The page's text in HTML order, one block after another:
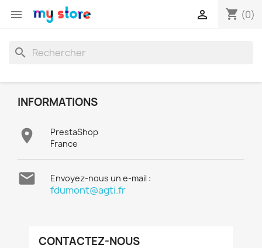
 shopping_cart (0)

search
INFORMATIONS

PrestaShop
France
 Envoyez-nous un e-mail :
fdumont@agti.fr
CONTACTEZ-NOUS